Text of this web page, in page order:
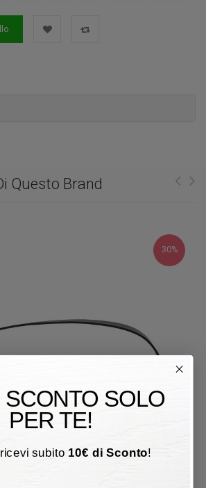
Questo Brand
30%
SCONTO SOLO
PER TE!
subito 10€ di Sconto!